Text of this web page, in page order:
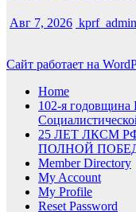
Авг 7, 2026 kprf_admin
Сайт работает на
Home
102-я годовщина
25 ЛЕТ ЛКСМ
ПОЛНОЙ
Member Directory
My Account
My Profile
Reset Password